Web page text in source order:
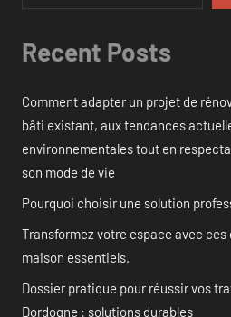
Recent Posts
Comment adapter un projet de
bâti existant, aux tendances
environnementales tout en
son mode de vie
Pourquoi choisir une solution
Transformez votre espace avec
maison essentiels.
Dossier pratique pour réussir vos
Dordogne : solutions durables